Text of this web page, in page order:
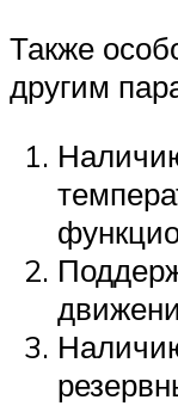
Также
другим